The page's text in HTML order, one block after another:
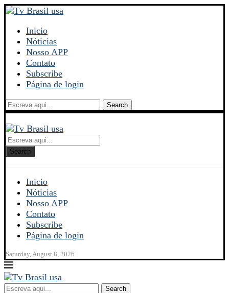
Inicio
Nóticias
Nosso APP
Contato
Subscribe
Página de login
Search
Search
Inicio
Nóticias
Nosso APP
Contato
Subscribe
Página de login
Saturday, August 8, 2026
Search